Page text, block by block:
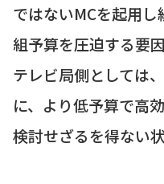
ではないMCを起用
組予算を圧迫する要因
テレビ局側としては
に、より低予算で高
検討せざるを得ない